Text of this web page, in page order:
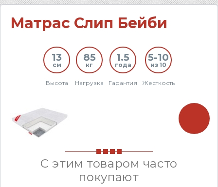
Матрас Слип Бейби
13
см
Высота
85
кг
Нагрузка
1.5
года
Гарантия
5-10
из 10
Жесткость
С этим товаром часто
покупают